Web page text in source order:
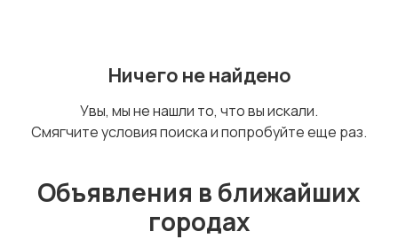
Ничего не найдено
Увы, мы не нашли то, что вы искали.
Смягчите условия поиска и попробуйте еще раз.
Объявления в ближайших
городах